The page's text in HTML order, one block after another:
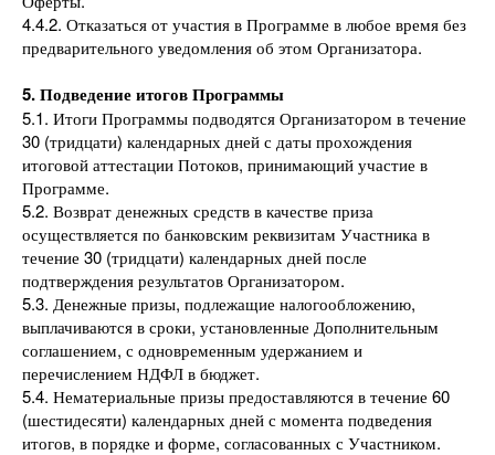
4.4.2. Отказаться от участия в Программе в любое время без
предварительного уведомления об этом Организатора.
5. Подведение итогов Программы
5.1. Итоги Программы подводятся Организатором в течение
30 (тридцати) календарных дней с даты прохождения
итоговой аттестации Потоков, принимающий участие в
Программе.
5.2. Возврат денежных средств в качестве приза
осуществляется по банковским реквизитам Участника в
течение 30 (тридцати) календарных дней после
подтверждения результатов Организатором.
5.3. Денежные призы, подлежащие налогообложению,
выплачиваются в сроки, установленные Дополнительным
соглашением, с одновременным удержанием и
перечислением НДФЛ в бюджет.
5.4. Нематериальные призы предоставляются в течение 60
(шестидесяти) календарных дней с момента подведения
итогов, в порядке и форме, согласованных с Участником.